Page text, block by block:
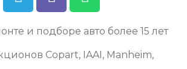
и подборе авто более 15 лет
Copart, IAAI, Manheim,